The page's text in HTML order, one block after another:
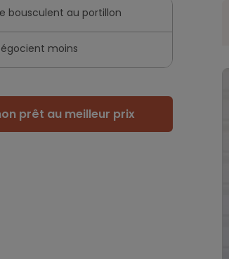
bousculent au portillon
moins
prêt au meilleur prix